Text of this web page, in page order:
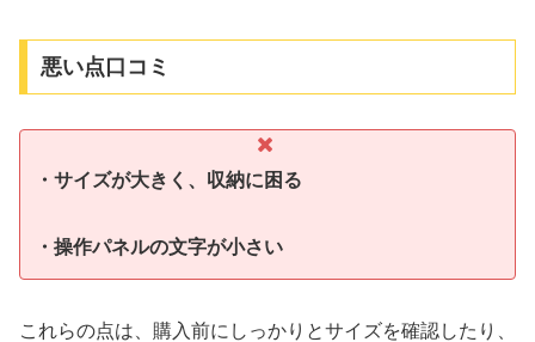
悪い点口コミ
・サイズが大きく、収納に困る
・操作パネルの文字が小さい
これらの点は、購入前にしっかりとサイズを確認したり、